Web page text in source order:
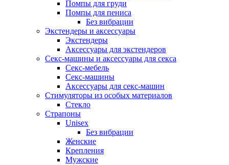
Помпы для груди
Помпы для пениса
Без вибрации
Экстендеры и аксессуары
Экстендеры
Аксессуары для экстендеров
Секс-машины и аксессуары для секса
Секс-мебель
Секс-машины
Аксессуары для секс-машин
Стимуляторы из особых материалов
Стекло
Страпоны
Unisex
Без вибрации
Женские
Крепления
Мужские